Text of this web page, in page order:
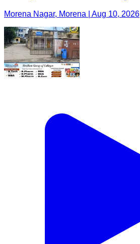
Morena Nagar, Morena | Aug 10, 2026